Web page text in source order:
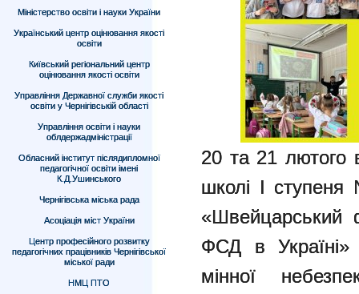
Міністерство освіти і науки України
Український центр оцінювання якості
освіти
Київський регіональний центр
оцінювання якості освіти
Управління Державної служби якості
освіти у Чернігівській області
Управління освіти і науки
облдержадміністрації
Обласний інститут післядипломної
педагогічної освіти імені
К.Д.Ушинського
Чернігівська міська рада
Асоціація міст України
Центр професійного розвитку
педагогічних працівників Чернігівської
міської ради
НМЦ ПТО
20 та 21 лютого в
школі І
«Швейцарський
ФСД в Україні»
мінної